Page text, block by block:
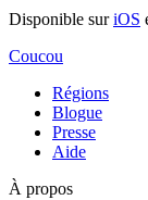
Disponible suriOS
Coucou
Régions
Blogue
Presse
Aide
À propos